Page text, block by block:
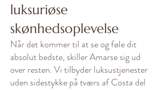
luksuriøse
skønhedsoplevelse
Når det kommer til at se og føle dit
absolut bedste, skiller Amarse sig ud
over resten. Vi tilbyder luksustjenester
uden sidestykke på tværs af Costa del